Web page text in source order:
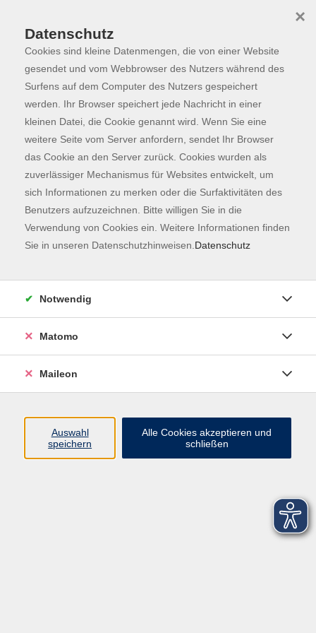
Skip to main content
Programm
Der Kurs konnte nicht gefunden werden.
Kontaktformular
Impressum
AGB
Datenschutzerklärung
Datenschutz
Cookies sind kleine Datenmengen, die von einer Website
gesendet und vom Webbrowser des Nutzers während des
Surfens auf dem Computer des Nutzers gespeichert
werden. Ihr Browser speichert jede Nachricht in einer
kleinen Datei, die Cookie genannt wird. Wenn Sie eine
weitere Seite vom Server anfordern, sendet Ihr Browser
das Cookie an den Server zurück. Cookies wurden als
zuverlässiger Mechanismus für Websites entwickelt, um
sich Informationen zu merken oder die Surfaktivitäten des
Benutzers aufzuzeichnen. Bitte willigen Sie in die
Verwendung von Cookies ein. Weitere Informationen finden
Sie in unseren Datenschutzhinweisen. Datenschutz
×
Notwendig
Matomo
Maileon
Auswahl
speichern
Alle Cookies akzeptieren und
schließen